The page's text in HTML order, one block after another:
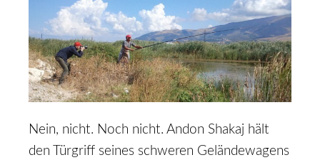
Nein, nicht. Noch nicht. Andon Shakaj hält
den Türgriff seines schweren Geländewagens